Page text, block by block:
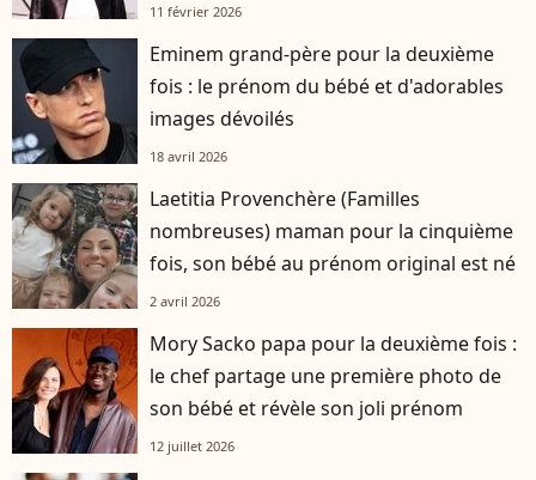
11 février 2026
Eminem grand-père pour la deuxième
fois : le prénom du bébé et d'adorables
images dévoilés
18 avril 2026
Laetitia Provenchère (Familles
nombreuses) maman pour la cinquième
fois, son bébé au prénom original est né
2 avril 2026
Mory Sacko papa pour la deuxième fois :
le chef partage une première photo de
son bébé et révèle son joli prénom
12 juillet 2026